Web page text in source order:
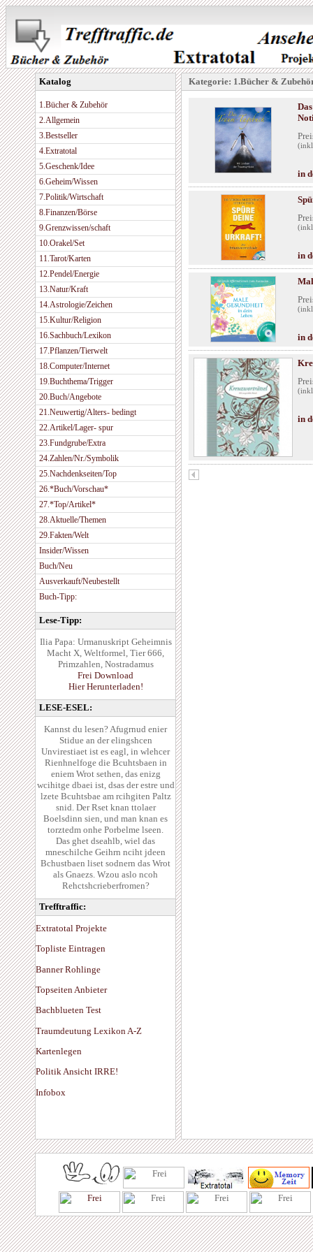
Katalog
1.Bücher & Zubehör
2.Allgemein
3.Bestseller
4.Extratotal
5.Geschenk/Idee
6.Geheim/Wissen
7.Politik/Wirtschaft
8.Finanzen/Börse
9.Grenzwissen/schaft
10.Orakel/Set
11.Tarot/Karten
12.Pendel/Energie
13.Natur/Kraft
14.Astrologie/Zeichen
15.Kultur/Religion
16.Sachbuch/Lexikon
17.Pflanzen/Tierwelt
18.Computer/Internet
19.Buchthema/Trigger
20.Buch/Angebote
21.Neuwertig/Alters- bedingt
22.Artikel/Lager- spur
23.Fundgrube/Extra
24.Zahlen/Nr./Symbolik
25.Nachdenkseiten/Top
26.*Buch/Vorschau*
27.*Top/Artikel*
28.Aktuelle/Themen
29.Fakten/Welt
Insider/Wissen
Buch/Neu
Ausverkauft/Neubestellt
Buch-Tipp:
Lese-Tipp:
Ilia Papa: Urmanuskript Geheimnis
Macht X, Weltformel, Tier 666,
Primzahlen, Nostradamus
Frei Download
Hier Herunterladen!
LESE-ESEL:
Kannst du lesen? Afugrnud enier
Stidue an der elingshcen
Unvirestiaet ist es eagl, in wlehcer
Rienhnelfoge die Bcuhtsbaen in
eniem Wrot sethen, das enizg
wcihitge dbaei ist, dsas der estre und
lzete Bcuhtsbae am rcihgiten Paltz
snid. Der Rset knan ttolaer
Boelsdinn sien, und man knan es
torztedm onhe Porbelme lseen.
Das ghet dseahlb, wiel das
mneschilche Geihrn nciht jdeen
Bchustbaen liset sodnern das Wrot
als Gnaezs. Wzou aslo ncoh
Rehctshcrieberfromen?
Trefftraffic:
Extratotal Projekte
Topliste Eintragen
Banner Rohlinge
Topseiten Anbieter
Bachblueten Test
Traumdeutung Lexikon A-Z
Kartenlegen
Politik Ansicht IRRE!
Infobox
Kategorie: 1.Bücher &
in
in
in
in